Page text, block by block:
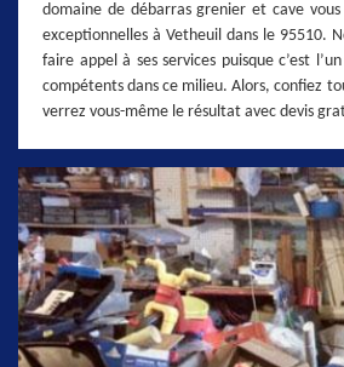
domaine de débarras grenier et cave
exceptionnelles à Vetheuil dans le 95510.
faire appel à ses services puisque c’est
compétents dans ce milieu. Alors, confiez
verrez vous-même le résultat avec devis